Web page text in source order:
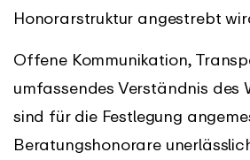
Honorarstruktur angestrebt
Offene Kommunikation,
umfassendes Verständnis des
sind für die Festlegung
Beratungshonorare